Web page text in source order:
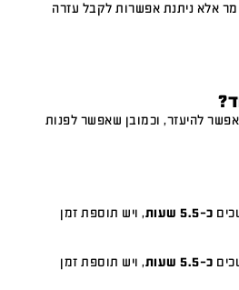
אלא ניתנת אפשרות לקבל עזרה
להיעזר, וכמובן שאפשר לפנות
כ-5.5 שעות
, ויש תוספת זמן
כ-5.5 שעות
, ויש תוספת זמן